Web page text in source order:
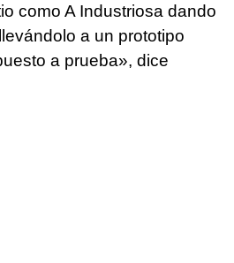
como A Industriosa dando
a un prototipo
a prueba», dice